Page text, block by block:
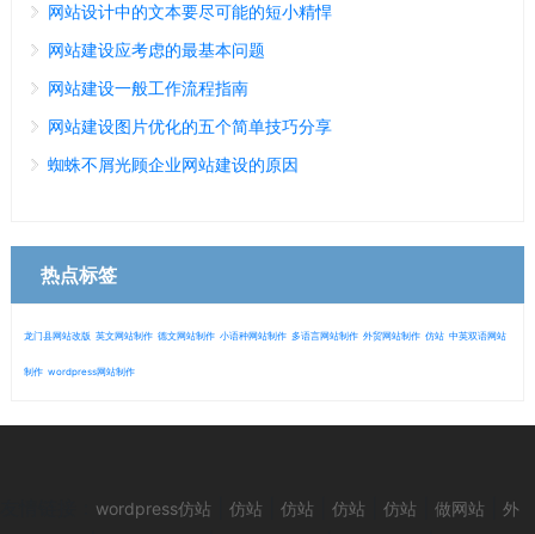
网站设计中的文本要尽可能的短小精悍
网站建设应考虑的最基本问题
网站建设一般工作流程指南
网站建设图片优化的五个简单技巧分享
蜘蛛不屑光顾企业网站建设的原因
热点标签
龙门县网站改版 英文网站制作 德文网站制作 小语种网站制作 多语言网站制作 外贸网站制作 仿站 中英双语网站
制作 wordpress网站制作
wordpress仿站 仿站 仿站 仿站 仿站 做网站
外